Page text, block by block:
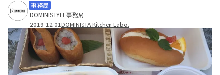
事務局
DOMINISTYLE事務局
2019-12-01DOMINISTA Kitchen Labo.